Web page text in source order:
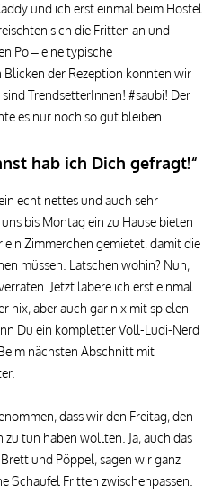
und ich erst einmal beim Hostel
sich die Fritten an und
Po – eine typische
der Rezeption konnten wir
TrendsetterInnen! #saubi! Der
es nur noch so gut bleiben.
hab ich Dich gefragt!“
echt nettes und auch sehr
bis Montag ein zu Hause bieten
Zimmerchen gemietet, damit die
müssen. Latschen wohin? Nun,
Jetzt labere ich erst einmal
nix, aber auch gar nix mit spielen
Du ein kompletter Voll-Ludi-Nerd
nächsten Abschnitt mit
dass wir den Freitag, den
tun haben wollten. Ja, auch das
und Pöppel, sagen wir ganz
Schaufel Fritten zwischenpassen.